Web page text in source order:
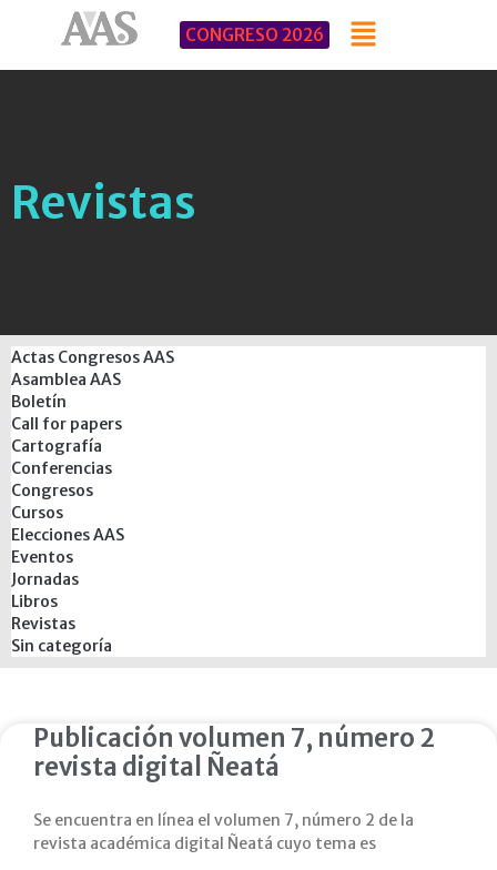
CONGRESO 2026
Revistas
Actas Congresos AAS
Asamblea AAS
Boletín
Call for papers
Cartografía
Conferencias
Congresos
Cursos
Elecciones AAS
Eventos
Jornadas
Libros
Revistas
Sin categoría
Publicación volumen 7, número 2
revista digital Ñeatá
Se encuentra en línea el volumen 7, número 2 de la
revista académica digital Ñeatá cuyo tema es